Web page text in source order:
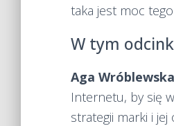
taka jest moc
W tym
Aga Wróblewska
Internetu, by się
strategii marki i